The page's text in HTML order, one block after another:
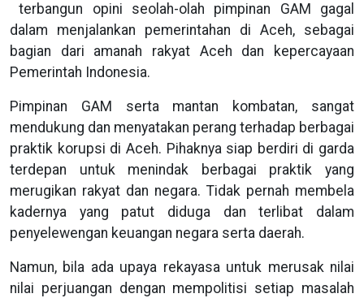
terbangun opini seolah-olah pimpinan GAM gagal
dalam menjalankan pemerintahan di Aceh, sebagai
bagian dari amanah rakyat Aceh dan kepercayaan
Pemerintah Indonesia.
Pimpinan GAM serta mantan kombatan, sangat
mendukung dan menyatakan perang terhadap berbagai
praktik korupsi di Aceh. Pihaknya siap berdiri di garda
terdepan untuk menindak berbagai praktik yang
merugikan rakyat dan negara. Tidak pernah membela
kadernya yang patut diduga dan terlibat dalam
penyelewengan keuangan negara serta daerah.
Namun, bila ada upaya rekayasa untuk merusak nilai
nilai perjuangan dengan mempolitisi setiap masalah